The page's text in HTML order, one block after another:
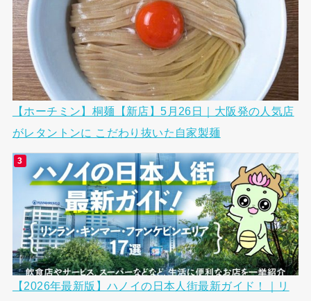
【ホーチミン】桐麺【新店】5月26日｜大阪発の人気店
がレタントンに こだわり抜いた自家製麺
【2026年最新版】ハノイの日本人街最新ガイド！｜リ